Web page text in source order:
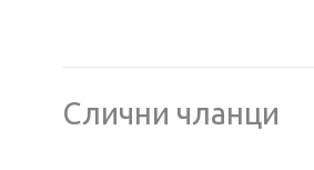
Слични чланци